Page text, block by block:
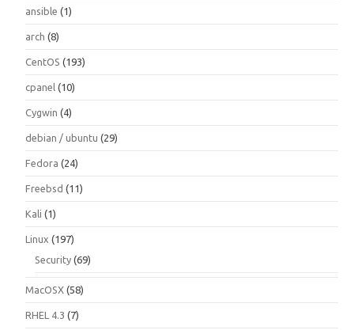
ansible (1)
arch (8)
CentOS (193)
cpanel (10)
Cygwin (4)
debian / ubuntu (29)
Fedora (24)
Freebsd (11)
Kali (1)
Linux (197)
Security (69)
MacOSX (58)
RHEL 4.3 (7)